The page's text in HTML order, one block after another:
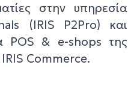
στην υπηρεσία
(IRIS P2Pro) και
POS & e-shops της
Commerce.